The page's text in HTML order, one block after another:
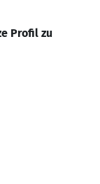
Profil zu